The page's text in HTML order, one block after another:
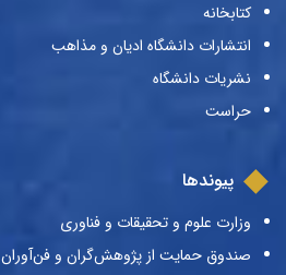
کتابخانه
انتشارات دانشگاه ادیان و مذاهب
نشریات دانشگاه
حراست
پیوندها
وزارت علوم و تحقیقات و فناوری
صندوق حمایت از پژوهش‌گران و فن‌آوران